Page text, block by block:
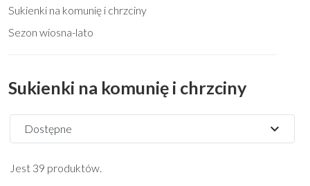
Sukienki na komunię i chrzciny
Sezon wiosna-lato
Sukienki na komunię i chrzciny
Jest 39 produktów.
Dostępne expand_more